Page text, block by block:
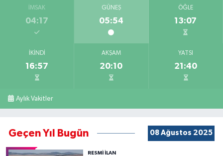
İMSAK
04:17
GÜNEŞ
05:54
ÖĞLE
13:07
İKINDI
16:57
AKŞAM
20:10
YATSI
21:40
Aylık Vakitler
Geçen Yıl Bugün 08 Ağustos 2025
RESMİ İLAN